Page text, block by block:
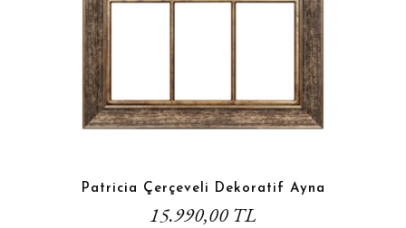
Patricia Çerçeveli Dekoratif Ayna
15.990,00 TL